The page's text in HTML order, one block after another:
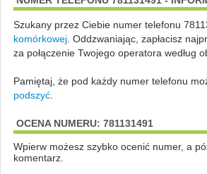
Szukany przez Ciebie numer telefonu
komórkowej. Oddzwaniając, zapłacisz
za połączenie Twojego operatora według
Pamiętaj, że pod każdy numer telefonu
podszyć.
OCENA NUMERU: 781131491
Wpierw możesz szybko ocenić numer, a
komentarz.